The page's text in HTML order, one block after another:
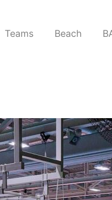
Teams​ Beach